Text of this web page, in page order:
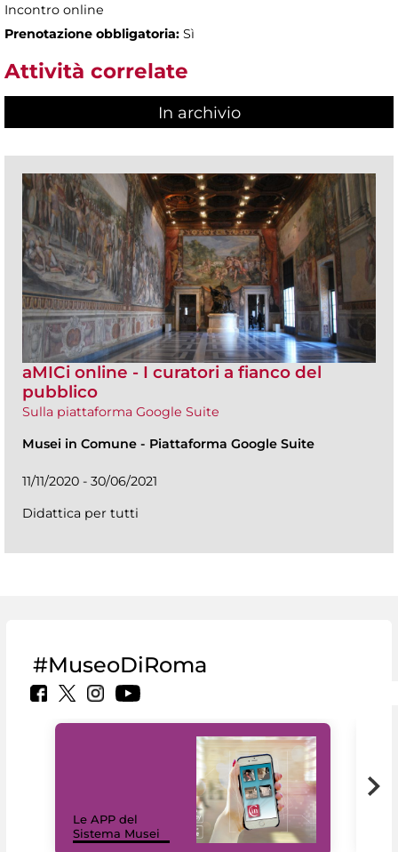
Incontro online
Prenotazione obbligatoria: Sì
Attività correlate
In archivio
aMICi online - I curatori a fianco del
pubblico
Sulla piattaforma Google Suite
Musei in Comune - Piattaforma Google Suite
11/11/2020 - 30/06/2021
Didattica per tutti
#MuseoDiRoma
Le APP del
Sistema Musei